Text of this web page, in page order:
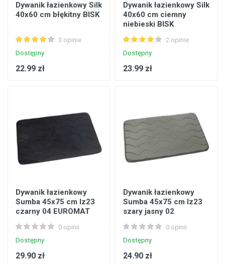
Dywanik łazienkowy Silk
40x60 cm błękitny BISK
3 opinie
Dostępny
22.99 zł
Dywanik łazienkowy Silk
40x60 cm ciemny
niebieski BISK
2 opinie
Dostępny
23.99 zł
Dywanik łazienkowy
Sumba 45x75 cm lz23
czarny 04 EUROMAT
0 opinii
Dostępny
29.90 zł
Dywanik łazienkowy
Sumba 45x75 cm lz23
szary jasny 02
0 opinii
Dostępny
24.90 zł